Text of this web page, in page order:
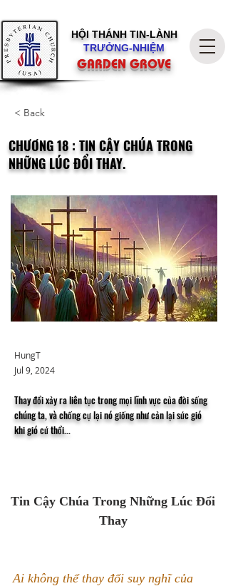
HỘI THÁNH TIN-LÀNH
TRƯỞNG-NHIỆM
GARDEN GROVE
< Back
CHƯƠNG 18 : TIN CẬY CHÚA TRONG
NHỮNG LÚC ĐỔI THAY.
HungT
Jul 9, 2024
Thay đổi xảy ra liên tục trong mọi lĩnh vực của đời sống
chúng ta, và chống cự lại nó giống như cản lại sức gió
khi gió cứ thổi...
Tin Cậy Chúa Trong Những Lúc Đổi
Thay
Ai không thể thay đổi suy nghĩ của